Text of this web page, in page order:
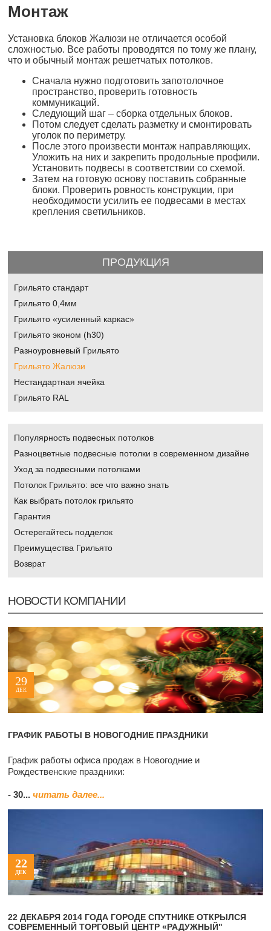
Монтаж
Установка блоков Жалюзи не отличается особой
сложностью. Все работы проводятся по тому же плану,
что и обычный монтаж решетчатых потолков.
Сначала нужно подготовить запотолочное
пространство, проверить готовность
коммуникаций.
Следующий шаг – сборка отдельных блоков.
Потом следует сделать разметку и смонтировать
уголок по периметру.
После этого произвести монтаж направляющих.
Уложить на них и закрепить продольные профили.
Установить подвесы в соответствии со схемой.
Затем на готовую основу поставить собранные
блоки. Проверить ровность конструкции, при
необходимости усилить ее подвесами в местах
крепления светильников.
ПРОДУКЦИЯ
Грильято стандарт
Грильято 0,4мм
Грильято «усиленный каркас»
Грильято эконом (h30)
Разноуровневый Грильято
Грильято Жалюзи
Нестандартная ячейка
Грильято RAL
Популярность подвесных потолков
Разноцветные подвесные потолки в современном дизайне
Уход за подвесными потолками
Потолок Грильято: все что важно знать
Как выбрать потолок грильято
Гарантия
Остерегайтесь подделок
Преимущества Грильято
Возврат
НОВОСТИ КОМПАНИИ
29
ДЕК
ГРАФИК РАБОТЫ В НОВОГОДНИЕ ПРАЗДНИКИ
График работы офиса продаж в Новогодние и
Рождественские праздники:
- 30...читать далее...
22
ДЕК
22 ДЕКАБРЯ 2014 ГОДА ГОРОДЕ СПУТНИКЕ ОТКРЫЛСЯ
СОВРЕМЕННЫЙ ТОРГОВЫЙ ЦЕНТР «РАДУЖНЫЙ"